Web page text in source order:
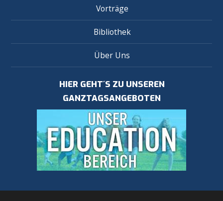
Vorträge
Bibliothek
Über Uns
HIER GEHT´S ZU UNSEREN
GANZTAGSANGEBOTEN